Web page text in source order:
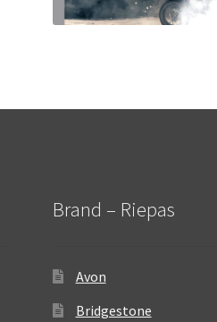
Brand – Riepas
Avon
Bridgestone